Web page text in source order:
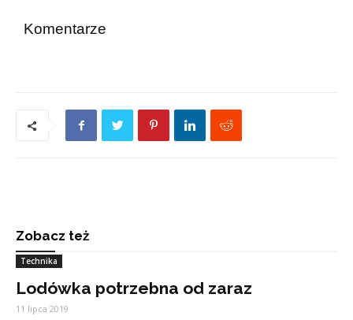
Komentarze
Zobacz też
Technika
Lodówka potrzebna od zaraz
11 lipca 2019